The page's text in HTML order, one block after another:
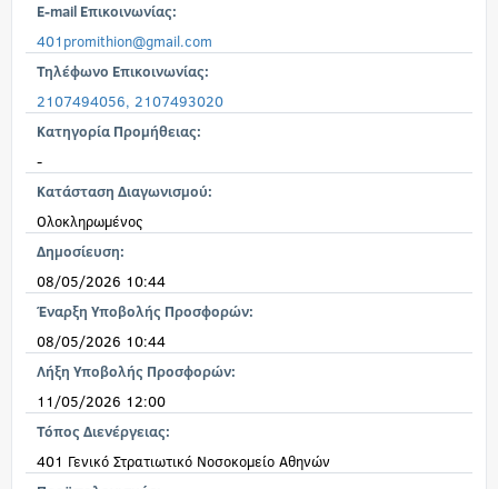
E-mail Επικοινωνίας:
401promithion@gmail.com
Τηλέφωνο Επικοινωνίας:
2107494056, 2107493020
Κατηγορία Προμήθειας:
-
Κατάσταση Διαγωνισμού:
Ολοκληρωμένος
Δημοσίευση:
08/05/2026 10:44
Έναρξη Υποβολής Προσφορών:
08/05/2026 10:44
Λήξη Υποβολής Προσφορών:
11/05/2026 12:00
Τόπος Διενέργειας:
401 Γενικό Στρατιωτικό Νοσοκομείο Αθηνών